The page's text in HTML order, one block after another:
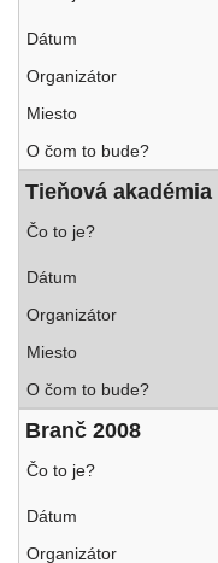
Tieňová aka­dé­mia
Branč 2008